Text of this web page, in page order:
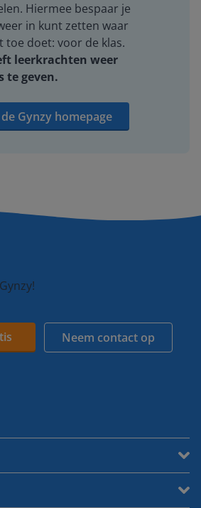
Hiermee bespaar je
in kunt zetten waar
toe doet: voor de klas.
leerkrachten weer
te geven.
Gynzy homepage
Neem contact op